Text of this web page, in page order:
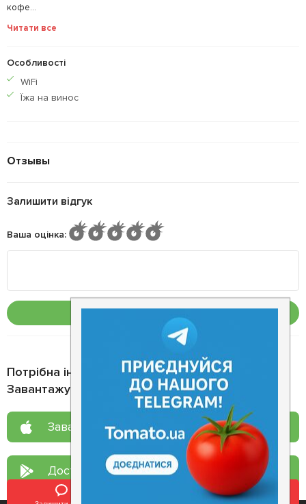
кофе...
Читати все
Особливості
WiFi
Їжа на винос
Отзывы
Залишити відгук
Ваша оцінка:
Потрібна інформація про заклад?
Завантажуйте додаток!
Завантажте у App Store
Доступно у Google Play